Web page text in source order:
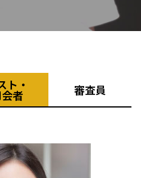
ト・
者 審査員